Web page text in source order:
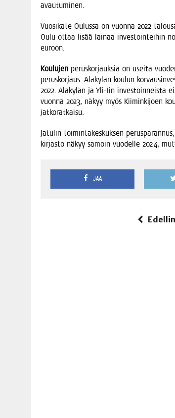
avautuminen.
Vuo­si­ka­te Oulus­sa on vuon­na 2022
Oulu ottaa lisää lai­naa inves­toin­tei­hin
euroon.
Kou­lu­jen perus­kor­jauk­sia on usei­ta
perus­kor­jaus. Ala­ky­län kou­lun
2022. Ala­ky­län ja Yli-Iin inves­toin­neis­ta
vuon­na 2023, näkyy myös Kii­min­ki­joen
jatkoratkaisu.
Jatu­lin toi­min­ta­kes­kuk­sen
kir­jas­to näkyy samoin vuo­del­le 2024,
JAA